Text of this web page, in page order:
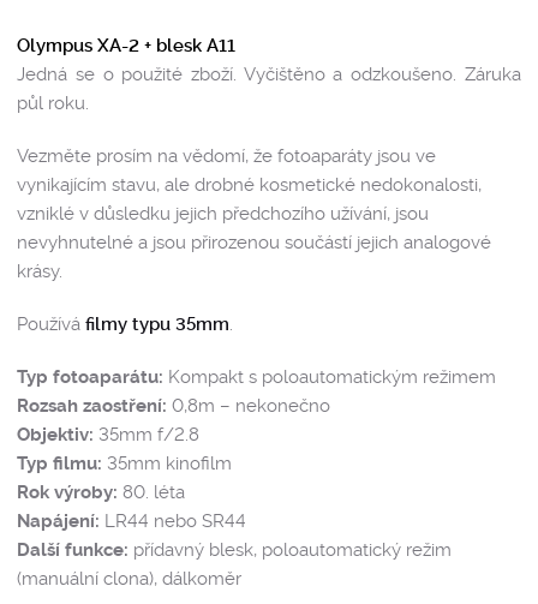
Olympus XA-2 + blesk A11
Jedná se o použité zboží. Vyčištěno a odzkoušeno. Záruka
půl roku.
Vezměte prosím na vědomí, že fotoaparáty jsou ve
vynikajícím stavu, ale drobné kosmetické nedokonalosti,
vzniklé v důsledku jejich předchozího užívání, jsou
nevyhnutelné a jsou přirozenou součástí jejich analogové
krásy.
Používáfilmy typu 35mm.
Typ fotoaparátu: Kompakt s poloautomatickým režimem
Rozsah zaostření: 0,8m – nekonečno
Objektiv: 35mm f/2.8
Typ filmu: 35mm kinofilm
Rok výroby:80. léta
Napájení: LR44 nebo SR44
Další funkce: přídavný blesk, poloautomatický režim
(manuální clona), dálkoměr